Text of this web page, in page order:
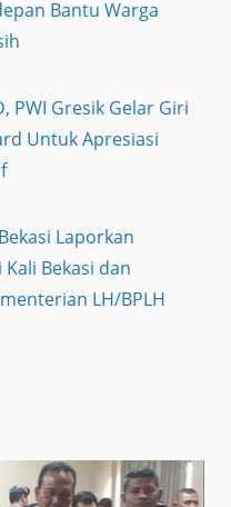
Bantu Warga
PWI Gresik Gelar Giri
Untuk Apresiasi
Laporkan
Bekasi dan
LH/BPLH